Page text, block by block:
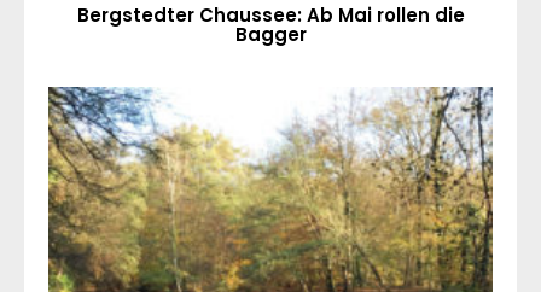
Bergstedter Chaussee: Ab Mai rollen die
Bagger